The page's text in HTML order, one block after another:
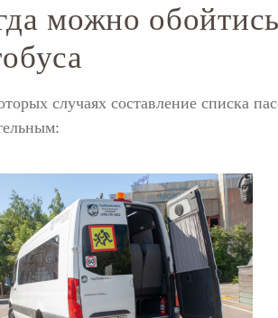
можно
случаях составление списка